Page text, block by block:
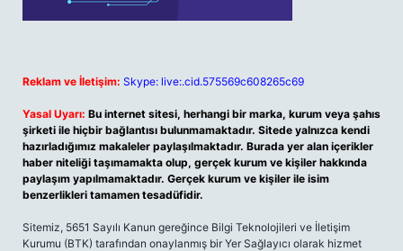
Reklam ve İletişim: Skype: live:.cid.575569c608265c69
Yasal Uyarı: Bu internet sitesi, herhangi bir marka, kurum veya şahıs
şirketi ile hiçbir bağlantısı bulunmamaktadır. Sitede yalnızca kendi
hazırladığımız makaleler paylaşılmaktadır. Burada yer alan içerikler
haber niteliği taşımamakta olup, gerçek kurum ve kişiler hakkında
paylaşım yapılmamaktadır. Gerçek kurum ve kişiler ile isim
benzerlikleri tamamen tesadüfidir.
Sitemiz, 5651 Sayılı Kanun gereğince Bilgi Teknolojileri ve İletişim
Kurumu (BTK) tarafından onaylanmış bir Yer Sağlayıcı olarak hizmet